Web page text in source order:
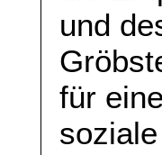
und
für